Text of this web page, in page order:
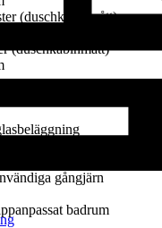
(duschkabinmått)
(duschkabinmått)
montering möjlig, Lyft-
gångjärn
badrum